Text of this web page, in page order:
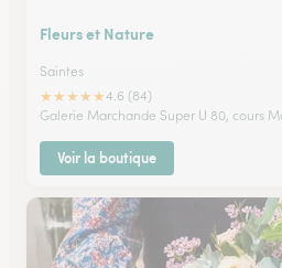
Fleurs et Nature
Saintes
★★★★★4.6 (84)
Galerie Marchande Super U 80, cours
Voir la boutique